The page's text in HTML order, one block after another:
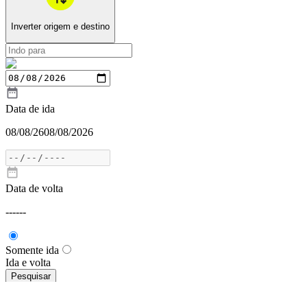
Inverter origem e destino
Data de ida
08/08/2608/08/2026
Data de volta
------
Somente ida
Ida e volta
Pesquisar